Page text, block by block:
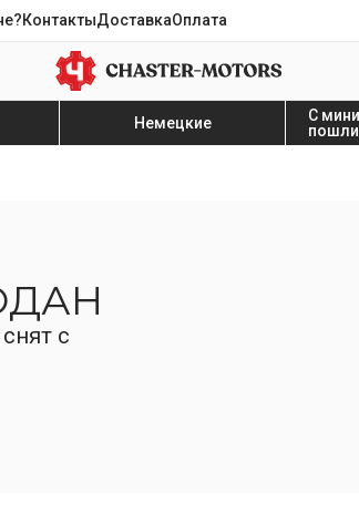
КонтактыДоставкаОплата
Немецкие
С
с